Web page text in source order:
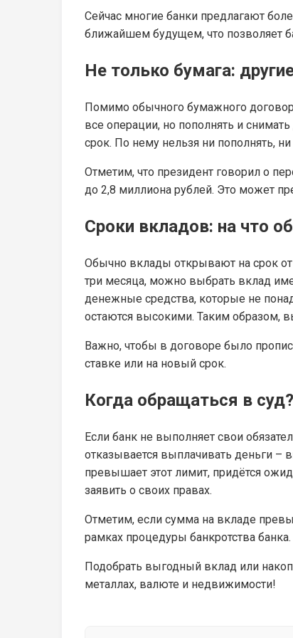
Сейчас многие банки предлагают
ближайшем будущем, что позволяет
Не только бумага:
Помимо обычного бумажного
все операции, но пополнять и
срок. По нему нельзя ни пополнять,
Отметим, что президент говорил о
до 2,8 миллиона рублей. Это может
Сроки вкладов: на что
Обычно вклады открывают на срок
три месяца, можно выбрать вклад
денежные средства, которые не
остаются высокими. Таким образом,
Важно, чтобы в договоре было
ставке или на новый срок.
Когда обращаться в суд?
Если банк не выполняет свои
отказывается выплачивать деньги –
превышает этот лимит, придётся
заявить о своих правах.
Отметим, если сумма на вкладе
рамках процедуры банкротства
Подобрать выгодный вклад или
металлах, валюте и недвижимости!